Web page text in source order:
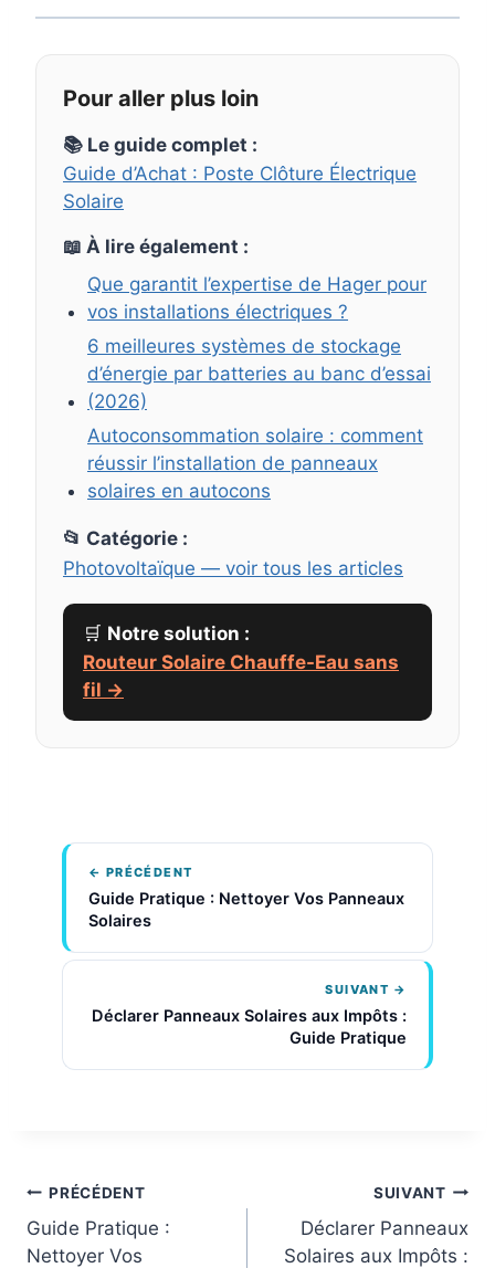
Pour aller plus loin
📚 Le guide complet :
Guide d’Achat : Poste Clôture Électrique
Solaire
📖 À lire également :
Que garantit l’expertise de Hager pour
vos installations électriques ?
6 meilleures systèmes de stockage
d’énergie par batteries au banc d’essai
(2026)
Autoconsommation solaire : comment
réussir l’installation de panneaux
solaires en autocons
📂 Catégorie :
Photovoltaïque — voir tous les articles
🛒 Notre solution :
Routeur Solaire Chauffe-Eau sans
fil →
← PRÉCÉDENT
Guide Pratique : Nettoyer Vos Panneaux
Solaires
SUIVANT →
Déclarer Panneaux Solaires aux Impôts :
Guide Pratique
Navigation
de
PRÉCÉDENT
Guide Pratique :
Nettoyer Vos
SUIVANT
Déclarer Panneaux
Solaires aux Impôts :